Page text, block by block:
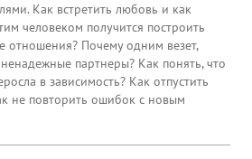
Как встретить любовь и как
человеком получится построить
отношения? Почему одним везет,
партнеры? Как понять, что
в зависимость? Как отпустить
не повторить ошибок с новым